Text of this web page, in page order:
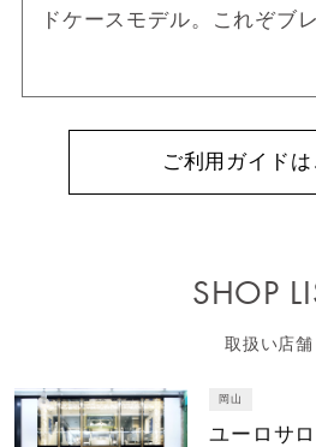
ドケースモデル。これぞブ
ご利用ガイドは
SHOP
取扱い店舗
岡山
ユーロサ